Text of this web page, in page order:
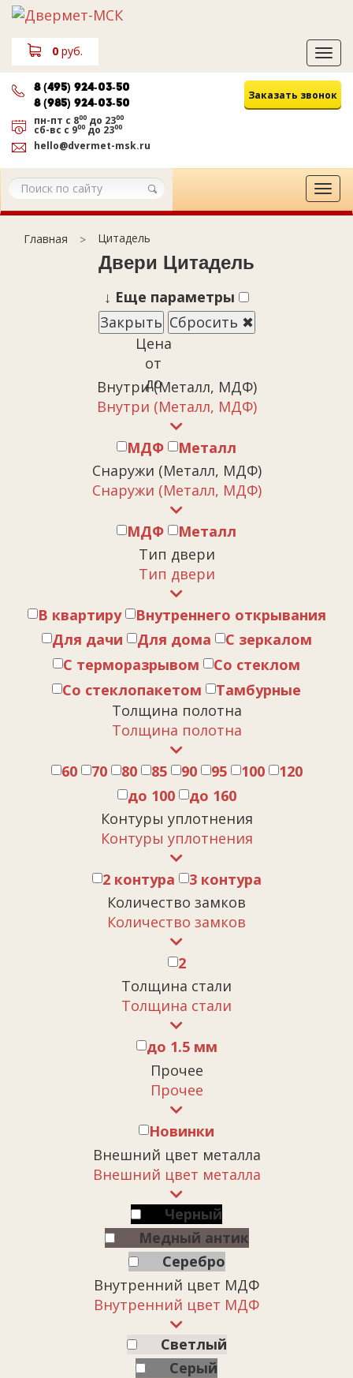
0 руб.
8 (495) 924-03-50
8 (985) 924-03-50
Заказать звонок
пн-пт с 800 до 2300
сб-вс с 900 до 2300
hello@dvermet-msk.ru
Главная Цитадель
Двери Цитадель
↓ Еще параметры
Закрыть Сбросить ✖
Цена
от
до
Внутри (Металл, МДФ)
Внутри (Металл, МДФ)
МДФ
Металл
Снаружи (Металл, МДФ)
Снаружи (Металл, МДФ)
МДФ
Металл
Тип двери
Тип двери
В квартиру
Внутреннего открывания
Для дачи
Для дома
С зеркалом
С терморазрывом
Со стеклом
Со стеклопакетом
Тамбурные
Толщина полотна
Толщина полотна
60 70 80 85 90 95 100
120
до 100
до 160
Контуры уплотнения
Контуры уплотнения
2 контура
3 контура
Количество замков
Количество замков
2
Толщина стали
Толщина стали
до 1.5 мм
Прочее
Прочее
Новинки
Внешний цвет металла
Внешний цвет металла
Черный
Медный антик
Серебро
Внутренний цвет МДФ
Внутренний цвет МДФ
Светлый
Серый